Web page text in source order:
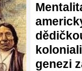
genezi